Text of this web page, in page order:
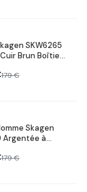
SKW6265
Brun Boîtier
179 €
Skagen
Argentée à
179 €